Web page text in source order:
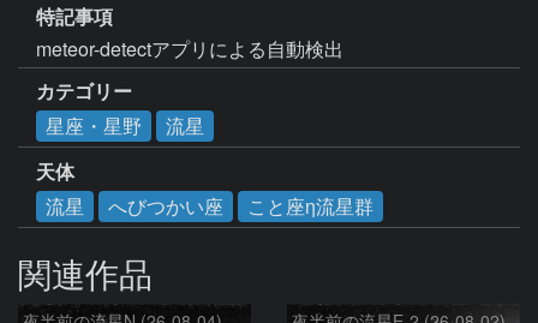
特記事項
meteor-detectアプリによる自動検出
カテゴリー
星座・星野
流星
天体
流星
へびつかい座 こと座η流星群
関連作品